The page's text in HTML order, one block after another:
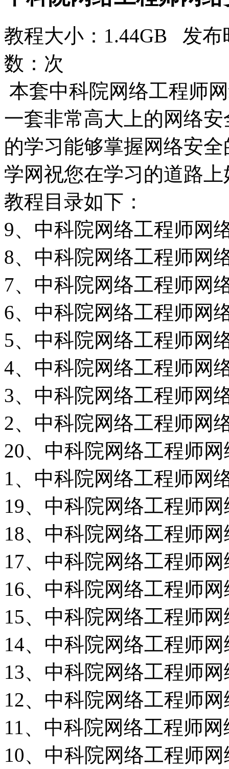
教程大小：1.44GB 发
数： 次
本套中科院网络工程师
一套非常高大上的网络
的学习能够掌握网络安
学网祝您在学习的道路
教程目录如下：
9、中科院网络工程师网
8、中科院网络工程师网
7、中科院网络工程师网
6、中科院网络工程师网
5、中科院网络工程师网
4、中科院网络工程师网
3、中科院网络工程师网
2、中科院网络工程师网
20、中科院网络工程师
1、中科院网络工程师网
19、中科院网络工程师
18、中科院网络工程师
17、中科院网络工程师
16、中科院网络工程师
15、中科院网络工程师
14、中科院网络工程师
13、中科院网络工程师
12、中科院网络工程师
11、中科院网络工程师
10、中科院网络工程师